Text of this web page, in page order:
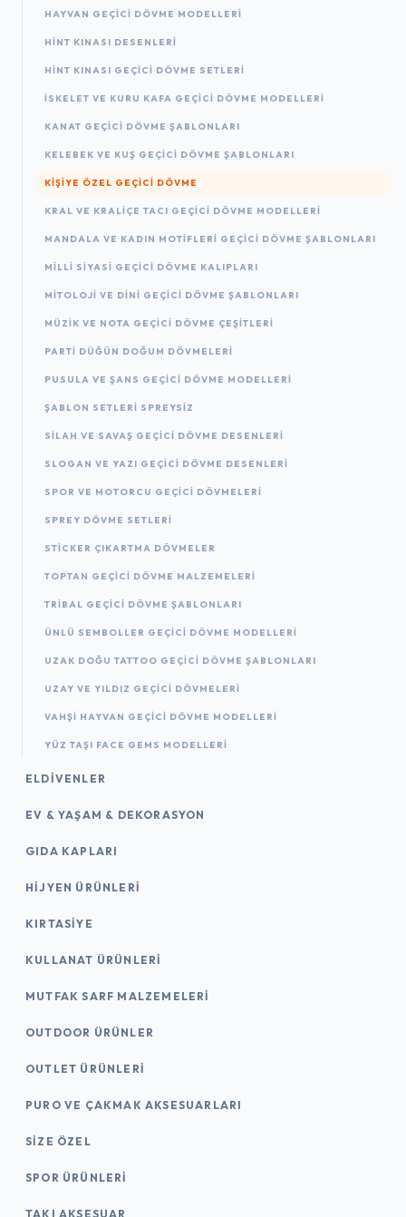
HAYVAN GEÇICI DÖVME MODELLERI
HINT KINASI DESENLERI
HINT KINASI GEÇICI DÖVME SETLERI
İSKELET VE KURU KAFA GEÇICI DÖVME MODELLERI
KANAT GEÇICI DÖVME ŞABLONLARI
KELEBEK VE KUŞ GEÇICI DÖVME ŞABLONLARI
KIŞIYE ÖZEL GEÇICI DÖVME
KRAL VE KRALIÇE TACI GEÇICI DÖVME MODELLERI
MANDALA VE KADIN MOTIFLERI GEÇICI DÖVME ŞABLONLARI
MILLI SIYASI GEÇICI DÖVME KALIPLARI
MITOLOJI VE DINI GEÇICI DÖVME ŞABLONLARI
MÜZIK VE NOTA GEÇICI DÖVME ÇEŞITLERI
PARTI DÜĞÜN DOĞUM DÖVMELERI
PUSULA VE ŞANS GEÇICI DÖVME MODELLERI
ŞABLON SETLERI SPREYSIZ
SILAH VE SAVAŞ GEÇICI DÖVME DESENLERI
SLOGAN VE YAZI GEÇICI DÖVME DESENLERI
SPOR VE MOTORCU GEÇICI DÖVMELERI
SPREY DÖVME SETLERI
STICKER ÇIKARTMA DÖVMELER
TOPTAN GEÇICI DÖVME MALZEMELERI
TRIBAL GEÇICI DÖVME ŞABLONLARI
ÜNLÜ SEMBOLLER GEÇICI DÖVME MODELLERI
UZAK DOĞU TATTOO GEÇICI DÖVME ŞABLONLARI
UZAY VE YILDIZ GEÇICI DÖVMELERI
VAHŞI HAYVAN GEÇICI DÖVME MODELLERI
YÜZ TAŞI FACE GEMS MODELLERI
ELDIVENLER
EV & YAŞAM & DEKORASYON
GIDA KAPLARI
HIJYEN ÜRÜNLERI
KIRTASİYE
KULLANAT ÜRÜNLERI
MUTFAK SARF MALZEMELERI
OUTDOOR ÜRÜNLER
OUTLET ÜRÜNLERI
PURO VE ÇAKMAK AKSESUARLARI
SIZE ÖZEL
SPOR ÜRÜNLERI
TAKI AKSESUAR